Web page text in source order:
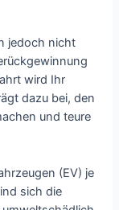
jedoch nicht
wird Ihr
dazu bei, den
und teure
(EV) je
sich die